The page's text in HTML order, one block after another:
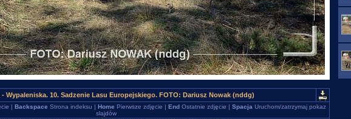
- Wypaleniska. 10. Sadzenie Lasu Europejskiego. FOTO: Dariusz Nowak (nddg)
| Backspace Strona indeksu | Home Pierwsze zdjęcie | EndOstatnie zdjęcie | Spacja Uruchom/zatrzymaj pokaz
slajdów